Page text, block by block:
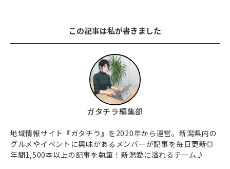
この記事は私が書きました
ガタチラ編集部
地域情報サイト『ガタチラ』を2020年から運営。新潟県内の
グルメやイベントに興味があるメンバーが記事を毎日更新◎
年間1,500本以上の記事を執筆！新潟愛に溢れるチーム♪